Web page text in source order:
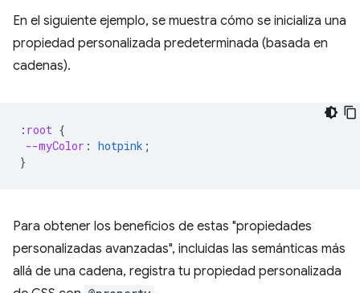
En el siguiente ejemplo, se muestra cómo se inicializa una
propiedad personalizada predeterminada (basada en
cadenas).
: root {
--myColor : hotpink ;
}
Para obtener los beneficios de estas "propiedades
personalizadas avanzadas", incluidas las semánticas más
allá de una cadena, registra tu propiedad personalizada